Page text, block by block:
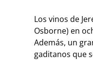
Los vinos de
Osborne) en
Además, un
gaditanos que